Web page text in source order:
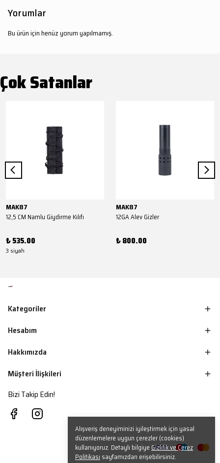
Alışveriş deneyiminizi iyileştirmek için yasal
düzenlemelere uygun çerezler (cookies)
kullanıyoruz. Detaylı bilgiye Gizlilik ve Çerez
Politikası sayfamızdan erişebilirsiniz.
Yorumlar
Bu ürün için henüz yorum yapılmamış.
Çok Satanlar
MAK87
12,5 CM Namlu Giydirme Kılıfı
₺ 535.00
3 siyah
MAK87
12GA Alev Gizler
₺ 800.00
Kategoriler
Hesabım
Hakkımızda
Müşteri İlişkileri
Bizi Takip Edin!